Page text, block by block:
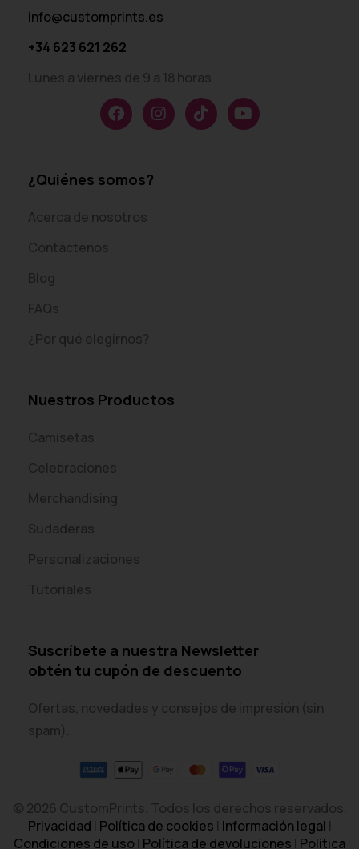
info@customprints.es
+34 623 621 262
Lunes a viernes de 9 a 18 horas
¿Quiénes somos?
Acerca de nosotros
Contáctenos
Blog
FAQs
¿Por qué elegirnos?
Nuestros Productos
Camisetas
Celebraciones
Merchandising
Sudaderas
Personalizaciones
Tutoriales
Suscríbete a nuestra Newsletter
obtén tu cupón de descuento
Ofertas, novedades y consejos de impresión (sin
spam).
© 2026 CustomPrints. Todos los derechos reservados.
Privacidad | Política de cookies | Información legal |
Condiciones de uso| Política de devoluciones | Política